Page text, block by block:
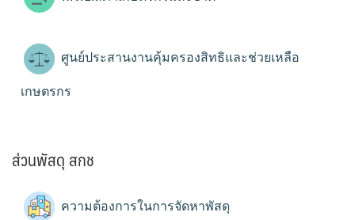
ศูนย์ประสานงานคุ้มครองสิทธิและช่วยเหลือ
เกษตรกร
ส่วนพัสดุ สกช
ความต้องการในการจัดหาพัสดุ